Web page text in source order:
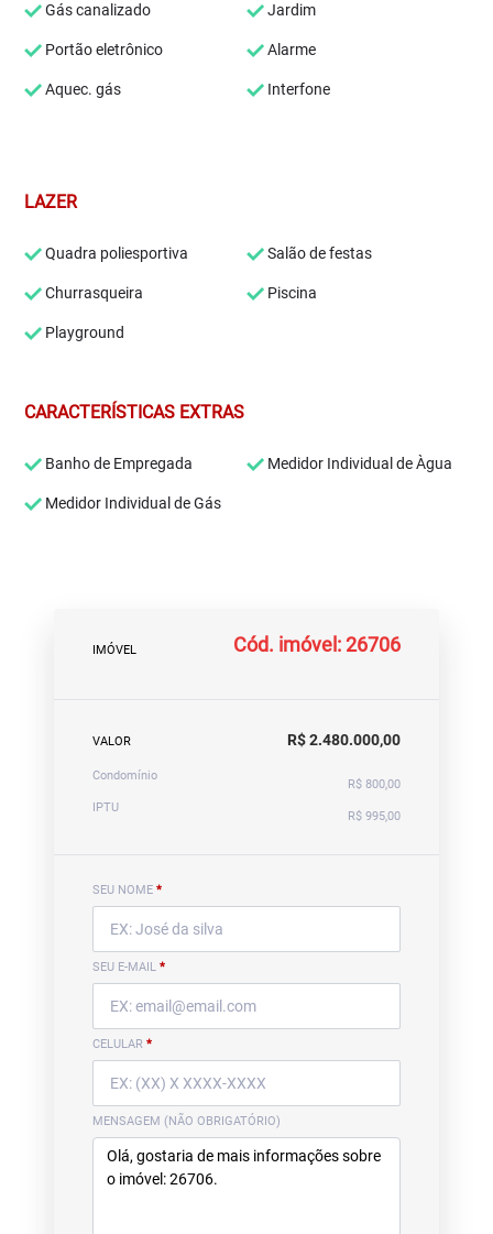
Gás canalizado Jardim
Portão eletrônico Alarme
Aquec. gás Interfone
LAZER
Quadra poliesportiva Salão de festas
Churrasqueira Piscina
Playground
CARACTERÍSTICAS EXTRAS
Banho de Empregada Medidor Individual de Àgua
Medidor Individual de Gás
IMÓVEL Cód. imóvel: 26706
VALOR R$ 2.480.000,00
Condomínio
R$ 800,00
IPTU
R$ 995,00
SEU NOME *
SEU E-MAIL *
CELULAR *
MENSAGEM (NÃO OBRIGATÓRIO)